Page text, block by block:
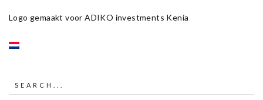
Logo gemaakt voor ADIKO investments Kenia